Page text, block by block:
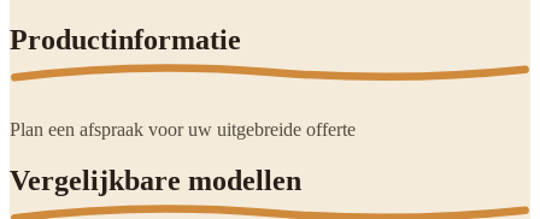
Productinformatie
Plan een afspraak voor uw uitgebreide offerte
Vergelijkbare modellen